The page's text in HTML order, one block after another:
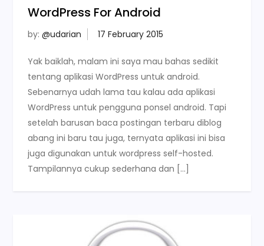
WordPress For Android
by:@udarian
Yak baiklah, malam ini saya mau bahas sedikit
tentang aplikasi WordPress untuk android.
Sebenarnya udah lama tau kalau ada aplikasi
WordPress untuk pengguna ponsel android. Tapi
setelah barusan baca postingan terbaru diblog
abang ini baru tau juga, ternyata aplikasi ini bisa
juga digunakan untuk wordpress self-hosted.
Tampilannya cukup sederhana dan […]